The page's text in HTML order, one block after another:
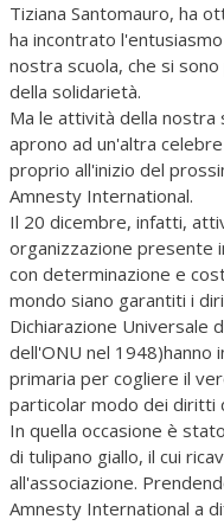
Tiziana Santomauro, ha
ha incontrato
nostra scuola, che si
della solidarietà.
Ma le attività della nostra
aprono ad un'altra
proprio all'inizio del
Amnesty International.
Il 20 dicembre, infatti,
organizzazione presente
con determinazione e
mondo siano garantiti i
Dichiarazione Universale
dell'ONU nel 1948)hanno
primaria per cogliere il
particolar modo dei diritti
In quella occasione è
di tulipano giallo, il cui
all'associazione.
Amnesty International a